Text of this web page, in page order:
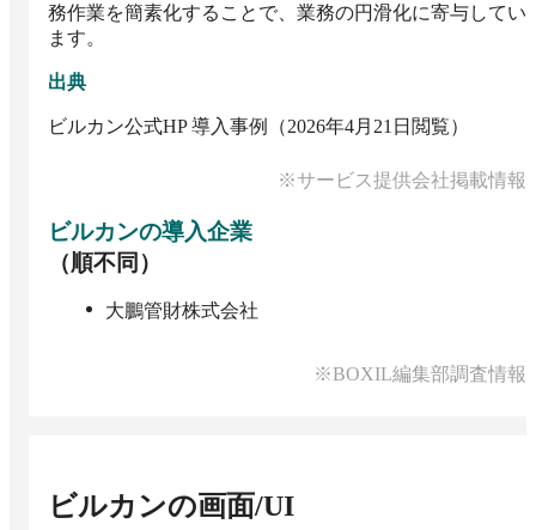
務作業を簡素化することで、業務の円滑化に寄与してい
ます。
出典
ビルカン公式HP 導入事例（2026年4月21日閲覧）
※サービス提供会社掲載情報
ビルカンの導入企業
（順不同）
大鵬管財株式会社
※BOXIL編集部調査情報
ビルカンの画面/UI